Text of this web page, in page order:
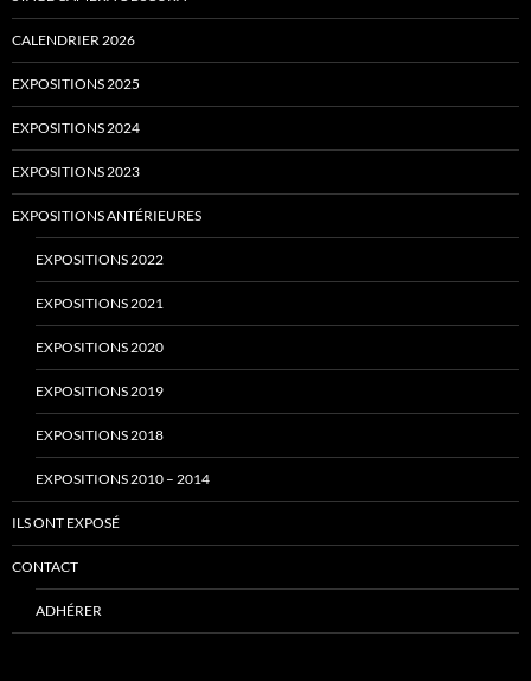
CALENDRIER 2026
EXPOSITIONS 2025
EXPOSITIONS 2024
EXPOSITIONS 2023
EXPOSITIONS ANTÉRIEURES
EXPOSITIONS 2022
EXPOSITIONS 2021
EXPOSITIONS 2020
EXPOSITIONS 2019
EXPOSITIONS 2018
EXPOSITIONS 2010 – 2014
ILS ONT EXPOSÉ
CONTACT
ADHÉRER